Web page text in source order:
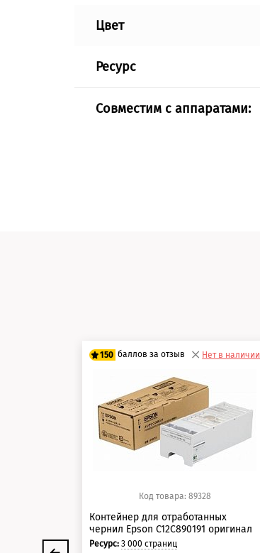
Цвет
Ресурс
Совместим с аппаратами:
150 баллов за отзыв
125 баллов
150 баллов
Нет в наличии
Код товара: 89328
Контейнер для отработанных
чернил Epson C12C890191 оригинал
Ресурс:3 000 страниц